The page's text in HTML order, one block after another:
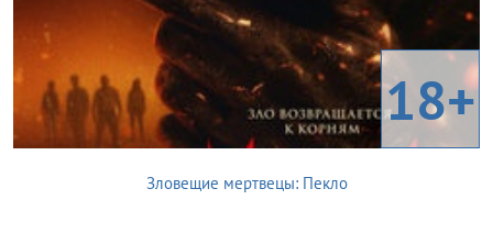
18+
Зловещие мертвецы: Пекло